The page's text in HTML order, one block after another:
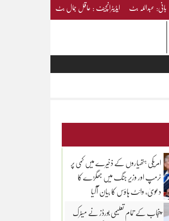
بانی: عبداللہ بٹ ایڈیٹرانچیف : عاقل جمال بٹ
امریکی ہتھیاروں کے ذخیرے میں کمی پر
ٹرمپ اور وزیرِ جنگ میں جھگڑے کا
دعویٰ، وائٹ ہاؤس کا بیان آگیا
پنجاب کے تمام تعلیمی بورڈز نے میٹرک